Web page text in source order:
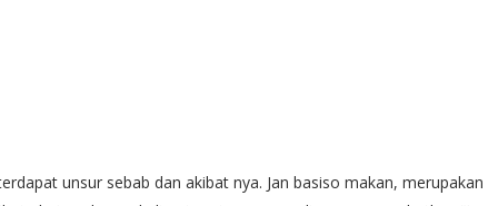
unsur sebab dan akibat nya. Jan basiso makan, merupakan